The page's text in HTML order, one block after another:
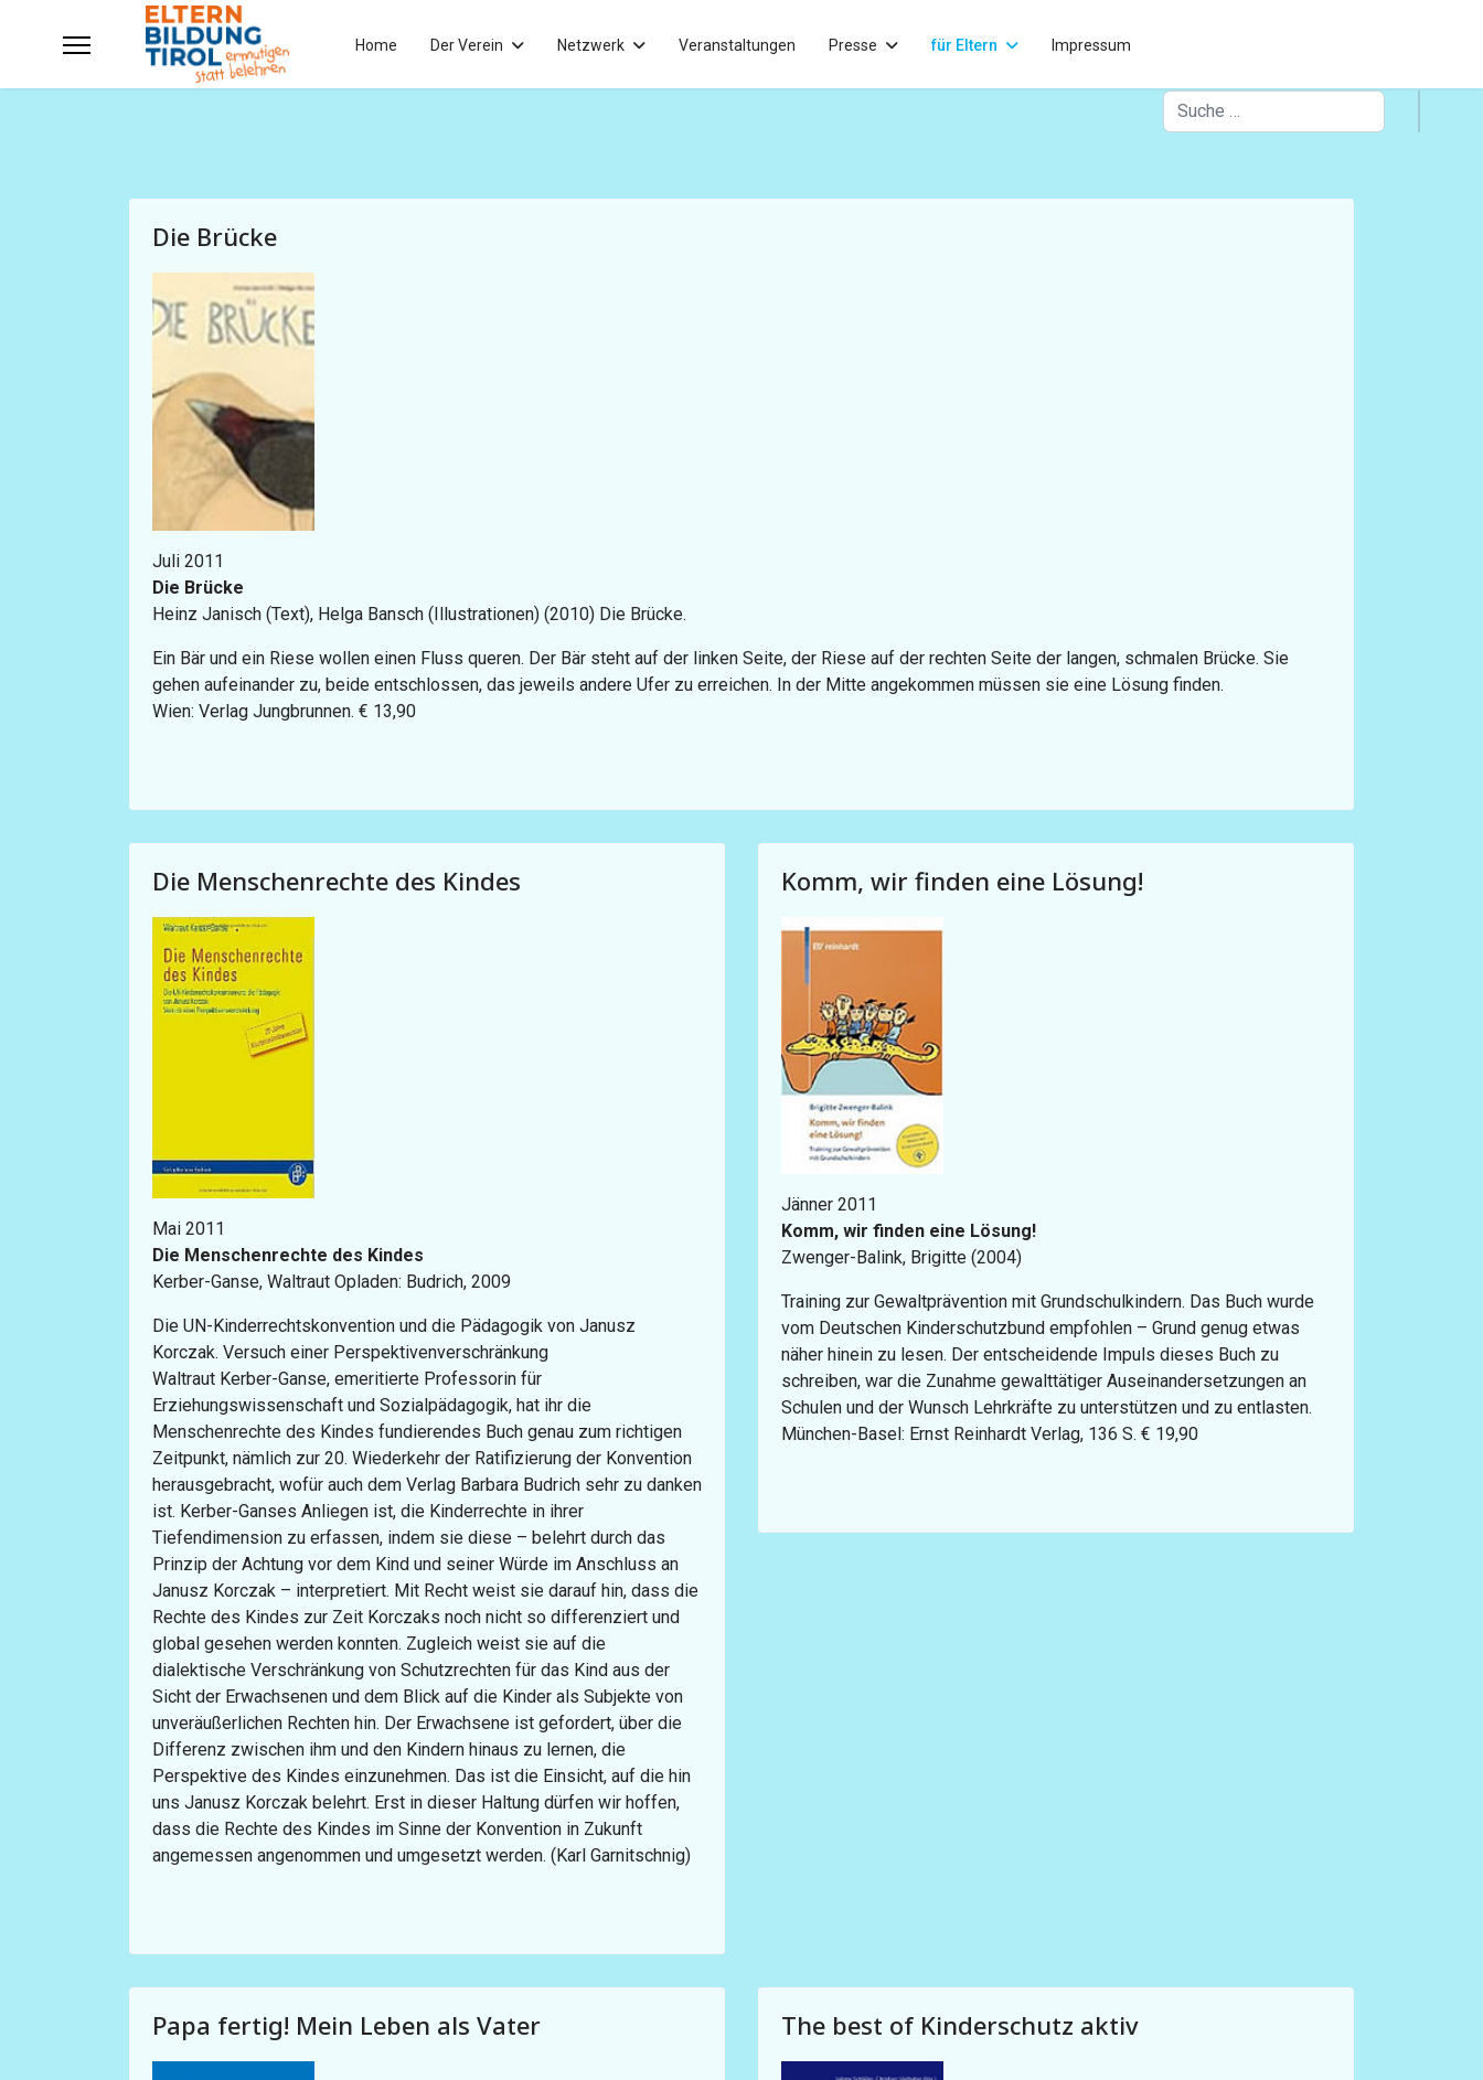
Home Der Verein Netzwerk Veranstaltungen Presse für Eltern Impressum
Suchen
Die Brücke
Juli 2011
Die Brücke
Heinz Janisch (Text), Helga Bansch (Illustrationen) (2010) Die Brücke.
Ein Bär und ein Riese wollen einen Fluss queren. Der Bär steht auf der linken Seite, der Riese auf der rechten Seite der langen, schmalen Brücke. Sie
gehen aufeinander zu, beide entschlossen, das jeweils andere Ufer zu erreichen. In der Mitte angekommen müssen sie eine Lösung finden.
Wien: Verlag Jungbrunnen. € 13,90
Die Menschenrechte des Kindes
Mai 2011
Die Menschenrechte des Kindes
Kerber-Ganse, Waltraut Opladen: Budrich, 2009
Die UN-Kinderrechtskonvention und die Pädagogik von Janusz
Korczak. Versuch einer Perspektivenverschränkung
Waltraut Kerber-Ganse, emeritierte Professorin für
Erziehungswissenschaft und Sozialpädagogik, hat ihr die
Menschenrechte des Kindes fundierendes Buch genau zum richtigen
Zeitpunkt, nämlich zur 20. Wiederkehr der Ratifizierung der Konvention
herausgebracht, wofür auch dem Verlag Barbara Budrich sehr zu danken
ist. Kerber-Ganses Anliegen ist, die Kinderrechte in ihrer
Tiefendimension zu erfassen, indem sie diese – belehrt durch das
Prinzip der Achtung vor dem Kind und seiner Würde im Anschluss an
Janusz Korczak – interpretiert. Mit Recht weist sie darauf hin, dass die
Rechte des Kindes zur Zeit Korczaks noch nicht so differenziert und
global gesehen werden konnten. Zugleich weist sie auf die
dialektische Verschränkung von Schutzrechten für das Kind aus der
Sicht der Erwachsenen und dem Blick auf die Kinder als Subjekte von
unveräußerlichen Rechten hin. Der Erwachsene ist gefordert, über die
Differenz zwischen ihm und den Kindern hinaus zu lernen, die
Perspektive des Kindes einzunehmen. Das ist die Einsicht, auf die hin
uns Janusz Korczak belehrt. Erst in dieser Haltung dürfen wir hoffen,
dass die Rechte des Kindes im Sinne der Konvention in Zukunft
angemessen angenommen und umgesetzt werden. (Karl Garnitschnig)
Komm, wir finden eine Lösung!
Jänner 2011
Komm, wir finden eine Lösung!
Zwenger-Balink, Brigitte (2004)
Training zur Gewaltprävention mit Grundschulkindern. Das Buch wurde
vom Deutschen Kinderschutzbund empfohlen – Grund genug etwas
näher hinein zu lesen. Der entscheidende Impuls dieses Buch zu
schreiben, war die Zunahme gewalttätiger Auseinandersetzungen an
Schulen und der Wunsch Lehrkräfte zu unterstützen und zu entlasten.
München-Basel: Ernst Reinhardt Verlag, 136 S. € 19,90
Papa fertig! Mein Leben als Vater The best of Kinderschutz aktiv